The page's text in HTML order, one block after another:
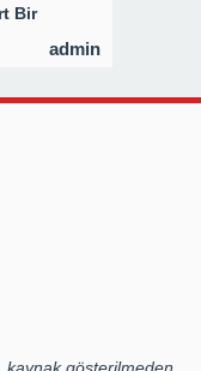
Bir
admin
kaynak gösterilmeden